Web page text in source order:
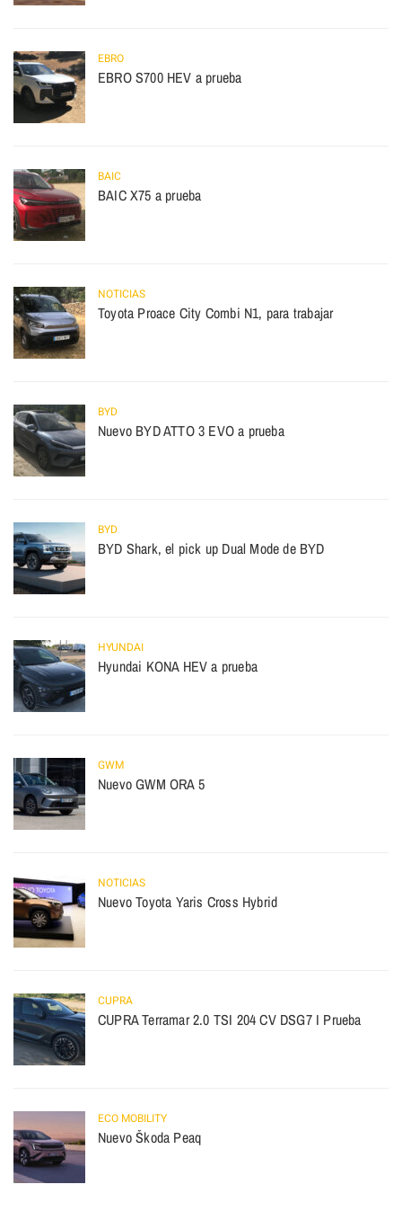
EBRO
EBRO S700 HEV a prueba
BAIC
BAIC X75 a prueba
NOTICIAS
Toyota Proace City Combi N1, para trabajar
BYD
Nuevo BYD ATTO 3 EVO a prueba
BYD
BYD Shark, el pick up Dual Mode de BYD
HYUNDAI
Hyundai KONA HEV a prueba
GWM
Nuevo GWM ORA 5
NOTICIAS
Nuevo Toyota Yaris Cross Hybrid
CUPRA
CUPRA Terramar 2.0 TSI 204 CV DSG7 I Prueba
ECO MOBILITY
Nuevo Škoda Peaq